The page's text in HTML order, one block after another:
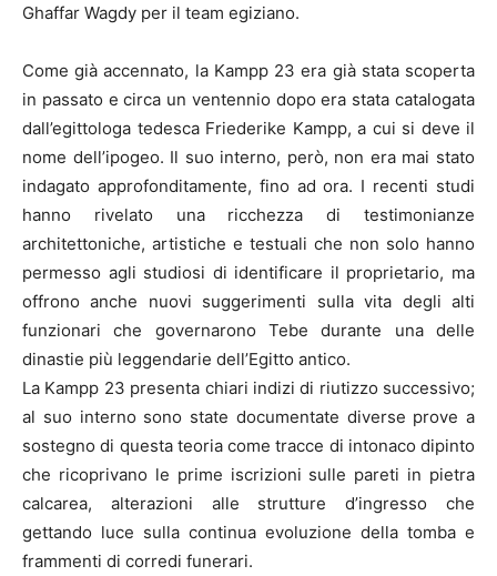
Ghaffar Wagdy per il team egiziano.
Come già accennato, la Kampp 23 era già stata scoperta
in passato e circa un ventennio dopo era stata catalogata
dall’egittologa tedesca Friederike Kampp, a cui si deve il
nome dell’ipogeo. Il suo interno, però, non era mai stato
indagato approfonditamente, fino ad ora. I recenti studi
hanno rivelato una ricchezza di testimonianze
architettoniche, artistiche e testuali che non solo hanno
permesso agli studiosi di identificare il proprietario, ma
offrono anche nuovi suggerimenti sulla vita degli alti
funzionari che governarono Tebe durante una delle
dinastie più leggendarie dell’Egitto antico.
La Kampp 23 presenta chiari indizi di riutizzo successivo;
al suo interno sono state documentate diverse prove a
sostegno di questa teoria come tracce di intonaco dipinto
che ricoprivano le prime iscrizioni sulle ​​pareti in pietra
calcarea, alterazioni alle strutture d’ingresso che
gettando luce sulla continua evoluzione della tomba e
frammenti di corredi funerari.